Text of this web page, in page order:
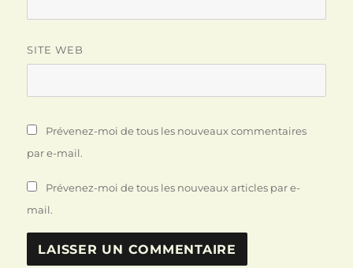
SITE WEB
Prévenez-moi de tous les nouveaux commentaires
par e-mail.
Prévenez-moi de tous les nouveaux articles par e-
mail.